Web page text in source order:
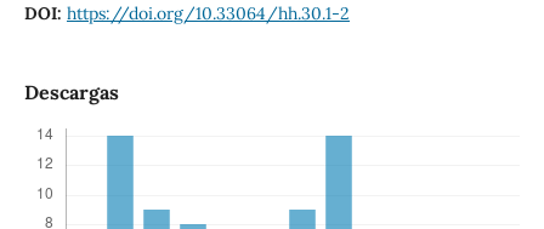
DOI: https://doi.org/10.33064/hh.30.1-2
Descargas